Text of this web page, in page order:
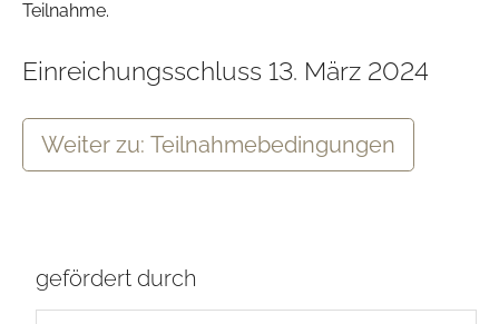
Teilnahme.
Einreichungsschluss 13. März 2024
Weiter zu: Teilnahmebedingungen
gefördert durch